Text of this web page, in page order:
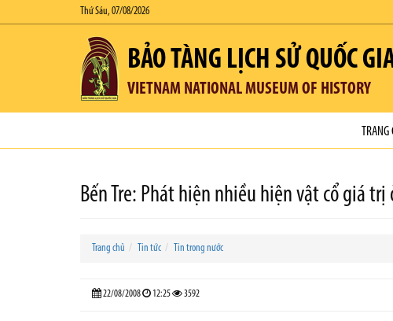
Thứ Sáu, 07/08/2026
BẢO TÀNG LỊCH SỬ QUỐC
VIETNAM NATIONAL MUSEUM OF HISTORY
TRANG
Bến Tre: Phát hiện nhiều hiện vật cổ giá trị
Trang chủ Tin tức Tin trong nước
22/08/2008 12:25 3592